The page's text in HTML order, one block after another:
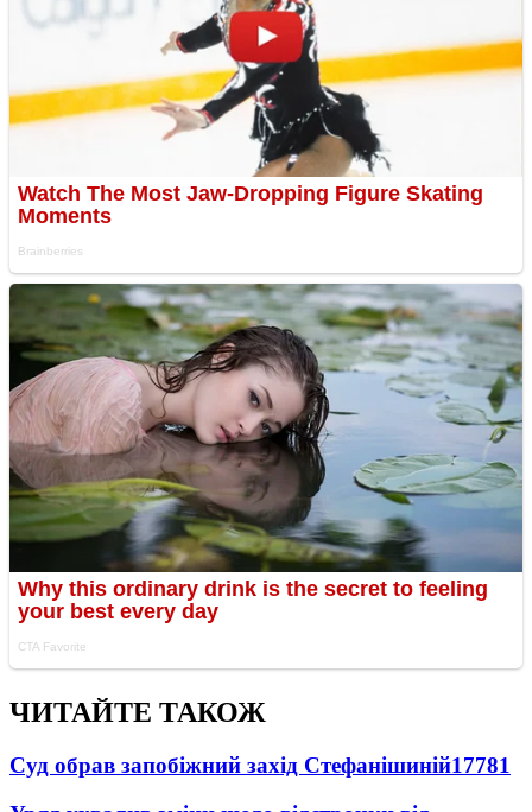
ЧИТАЙТЕ ТАКОЖ
Суд обрав запобіжний захід Стефанішиній17781